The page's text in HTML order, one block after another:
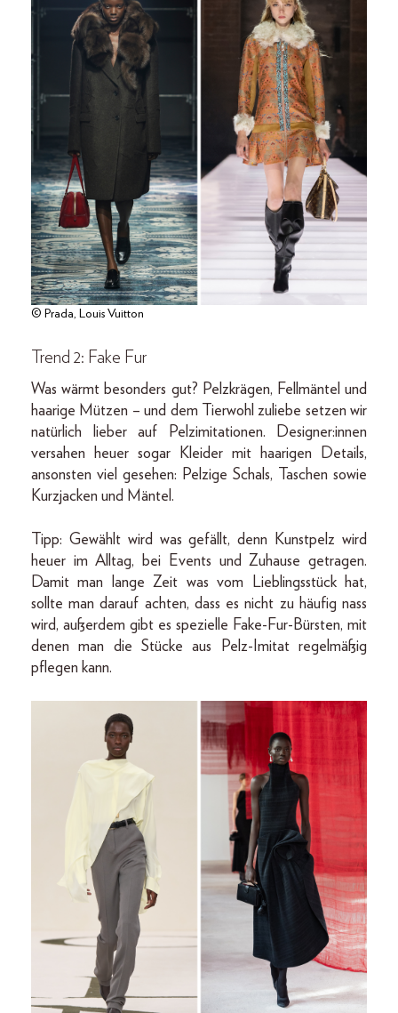
© Prada, Louis Vuitton
Trend 2: Fake Fur
Was wärmt besonders gut? Pelzkrägen, Fellmäntel und
haarige Mützen – und dem Tierwohl zuliebe setzen wir
natürlich lieber auf Pelzimitationen. Designer:innen
versahen heuer sogar Kleider mit haarigen Details,
ansonsten viel gesehen: Pelzige Schals, Taschen sowie
Kurzjacken und Mäntel.
Tipp: Gewählt wird was gefällt, denn Kunstpelz wird
heuer im Alltag, bei Events und Zuhause getragen.
Damit man lange Zeit was vom Lieblingsstück hat,
sollte man darauf achten, dass es nicht zu häufig nass
wird, außerdem gibt es spezielle Fake-Fur-Bürsten, mit
denen man die Stücke aus Pelz-Imitat regelmäßig
pflegen kann.